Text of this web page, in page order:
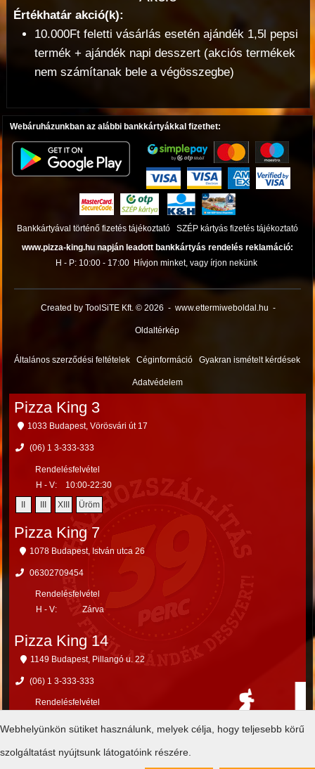
Webhelyünkön sütiket használunk, melyek célja, hogy teljesebb körű
szolgáltatást nyújtsunk látogatóink részére.
Értékhatár akció(k):
10.000Ft feletti vásárlás esetén ajándék 1,5l pepsi
termék + ajándék napi desszert (akciós termékek
nem számítanak bele a végösszegbe)
Webáruházunkban az alábbi bankkártyákkal fizethet:
Bankkártyával történő fizetés tájékoztató
SZÉP kártyás fizetés tájékoztató
www.pizza-king.hu napján leadott bankkártyás rendelés reklamáció:
H - P: 10:00 - 17:00 Hívjon minket, vagy írjon nekünk
Created by ToolSiTE Kft. © 2026 - www.ettermiweboldal.hu -
Oldaltérkép
Általános szerződési feltételek Céginformáció Gyakran ismételt kérdések
Adatvédelem
Pizza King 3
1033 Budapest, Vörösvári út 17
(06) 1 3-333-333
Rendelésfelvétel
H - V:
10:00-22:30
II III XIII Üröm
Pizza King 7
1078 Budapest, István utca 26
06302709454
Rendelésfelvétel
H - V:
Zárva
Pizza King 14
1149 Budapest, Pillangó u. 22
(06) 1 3-333-333
Rendelésfelvétel